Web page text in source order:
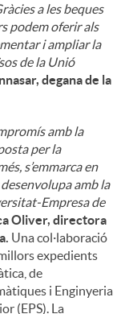
a les beques
podem oferir als
i ampliar la
de la Unió
degana de la
amb la
per la
s’emmarca en
amb la
Empresa de
Oliver, directora
Una col·laboració
expedients
de
i Enginyeria
(EPS). La